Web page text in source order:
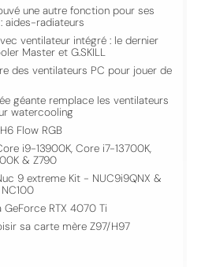
une autre fonction pour ses
aides-radiateurs
ventilateur intégré : le dernier
Master et G.SKILL
des ventilateurs PC pour jouer de
géante remplace les ventilateurs
watercooling
Flow RGB
i9-13900K, Core i7-13700K,
& Z790
9 extreme Kit - NUC9i9QNX &
GeForce RTX 4070 Ti
sa carte mère Z97/H97